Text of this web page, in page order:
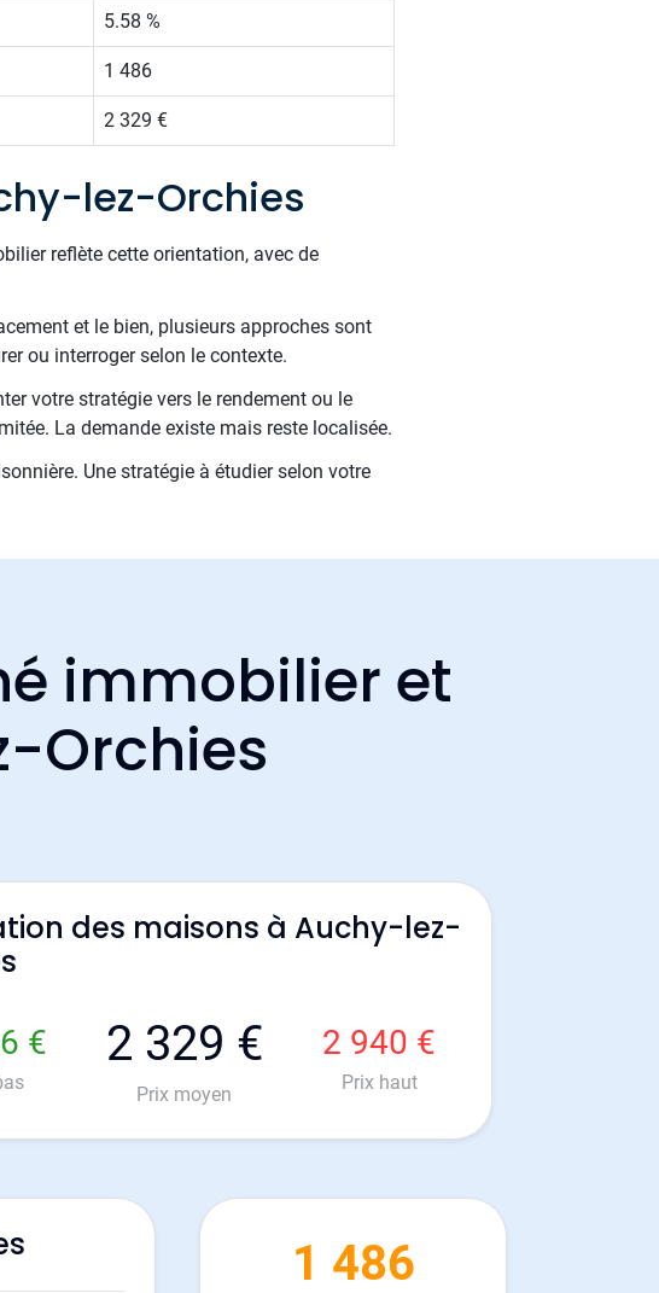
5.58 %
1 486
2 329 €
lez-Orchies
reflète cette orientation, avec de
et le bien, plusieurs approches sont
ou interroger selon le contexte.
votre stratégie vers le rendement ou le
La demande existe mais reste localisée.
Une stratégie à étudier selon votre
immobilier et
Orchies
des maisons à Auchy-lez-
€ 2 329 €
Prix moyen
2 940 €
Prix haut
1 486